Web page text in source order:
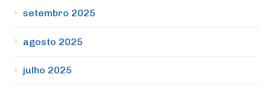
setembro 2025
agosto 2025
julho 2025